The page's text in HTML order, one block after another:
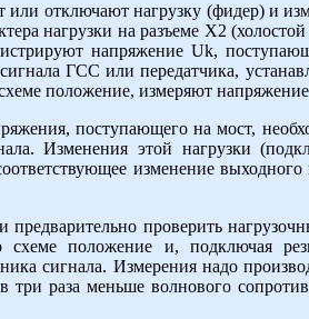
отключают нагрузку (фидер) и
нагрузки на разъеме Х2
напряжение Uk,
ГСС или передатчика,
положение, измеряют напряжение
поступающего на мост,
Изменения этой нагрузки
изменение
проверить
положение и, подключая
сигнала. Измерения надо
раза меньше волнового